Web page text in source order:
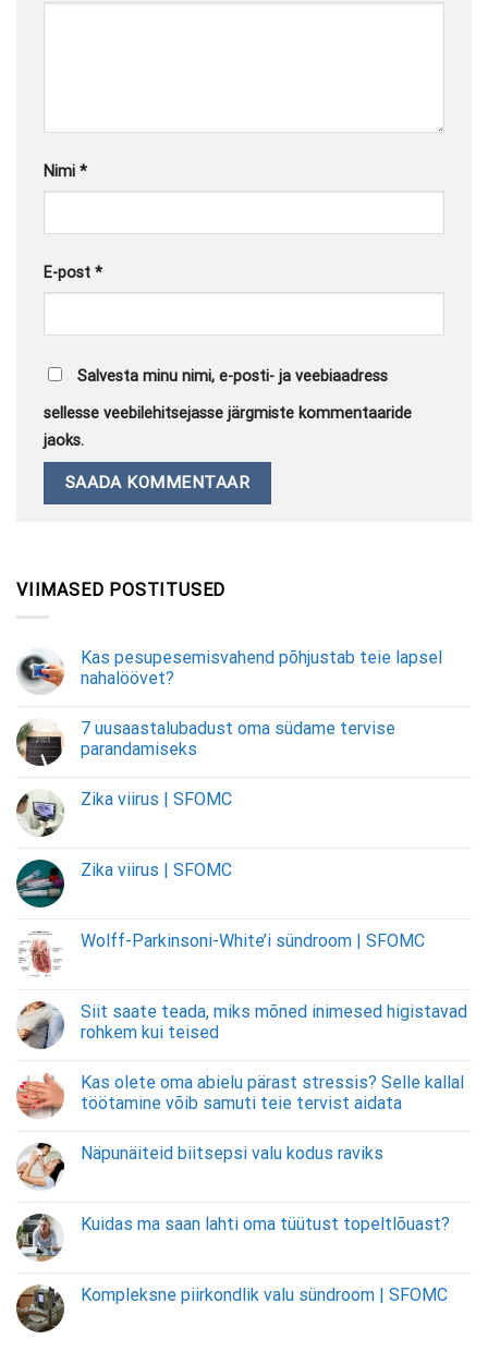
Nimi *
E-post *
Salvesta minu nimi, e-posti- ja veebiaadress
sellesse veebilehitsejasse järgmiste kommentaaride
jaoks.
VIIMASED POSTITUSED
Kas pesupesemisvahend põhjustab teie lapsel
nahalöövet?
7 uusaastalubadust oma südame tervise
parandamiseks
Zika viirus | SFOMC
Zika viirus | SFOMC
Wolff-Parkinsoni-White’i sündroom | SFOMC
Siit saate teada, miks mõned inimesed higistavad
rohkem kui teised
Kas olete oma abielu pärast stressis? Selle kallal
töötamine võib samuti teie tervist aidata
Näpunäiteid biitsepsi valu kodus raviks
Kuidas ma saan lahti oma tüütust topeltlõuast?
Kompleksne piirkondlik valu sündroom | SFOMC